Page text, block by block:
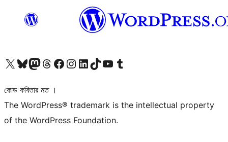
আমাদের X (আগের টুইটার) অ্যাকাউন্টে যানআমাদের Bluesky অ্যাকাউন্টটি দেখুনআমাদের মাস্টোডন অ্যাকাউন্টটি দেখুনআমাদের থ্রেডস অ্যাকাউন্টটি দেখুনআমাদের ফেসবুক পেজ দেখুনআমাদের ইন্সটাগ্রাম অ্যাকাউন্ট দেখুনআমাদের লিঙ্কডইন অ্যাকাউন্টে যানআমাদের TikTok অ্যাকাউন্টটি দেখুনআমাদের ইউটিউব চ্যানেলে যান আমাদের টাম্বলার অ্যাকাউন্ট দেখুন
কোড কবিতার মত ।
The WordPress® trademark is the intellectual property
of the WordPress Foundation.